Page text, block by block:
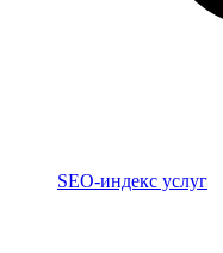
Индекс
SEO-индекс услуг